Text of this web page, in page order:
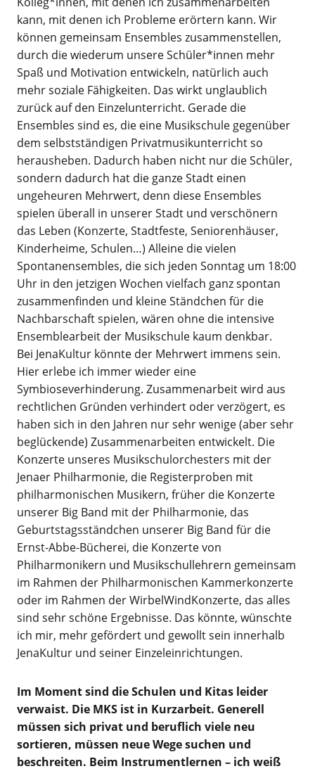
kann, mit denen ich Probleme erörtern kann. Wir
können gemeinsam Ensembles zusammenstellen,
durch die wiederum unsere Schüler*innen mehr
Spaß und Motivation entwickeln, natürlich auch
mehr soziale Fähigkeiten. Das wirkt unglaublich
zurück auf den Einzelunterricht. Gerade die
Ensembles sind es, die eine Musikschule gegenüber
dem selbstständigen Privatmusikunterricht so
herausheben. Dadurch haben nicht nur die Schüler,
sondern dadurch hat die ganze Stadt einen
ungeheuren Mehrwert, denn diese Ensembles
spielen überall in unserer Stadt und verschönern
das Leben (Konzerte, Stadtfeste, Seniorenhäuser,
Kinderheime, Schulen…) Alleine die vielen
Spontanensembles, die sich jeden Sonntag um 18:00
Uhr in den jetzigen Wochen vielfach ganz spontan
zusammenfinden und kleine Ständchen für die
Nachbarschaft spielen, wären ohne die intensive
Ensemblearbeit der Musikschule kaum denkbar.
Bei JenaKultur könnte der Mehrwert immens sein.
Hier erlebe ich immer wieder eine
Symbioseverhinderung. Zusammenarbeit wird aus
rechtlichen Gründen verhindert oder verzögert, es
haben sich in den Jahren nur sehr wenige (aber sehr
beglückende) Zusammenarbeiten entwickelt. Die
Konzerte unseres Musikschulorchesters mit der
Jenaer Philharmonie, die Registerproben mit
philharmonischen Musikern, früher die Konzerte
unserer Big Band mit der Philharmonie, das
Geburtstagsständchen unserer Big Band für die
Ernst-Abbe-Bücherei, die Konzerte von
Philharmonikern und Musikschullehrern gemeinsam
im Rahmen der Philharmonischen Kammerkonzerte
oder im Rahmen der WirbelWindKonzerte, das alles
sind sehr schöne Ergebnisse. Das könnte, wünschte
ich mir, mehr gefördert und gewollt sein innerhalb
JenaKultur und seiner Einzeleinrichtungen.
Im Moment sind die Schulen und Kitas leider
verwaist. Die MKS ist in Kurzarbeit. Generell
müssen sich privat und beruflich viele neu
sortieren, müssen neue Wege suchen und
beschreiten. Beim Instrumentlernen – ich weiß